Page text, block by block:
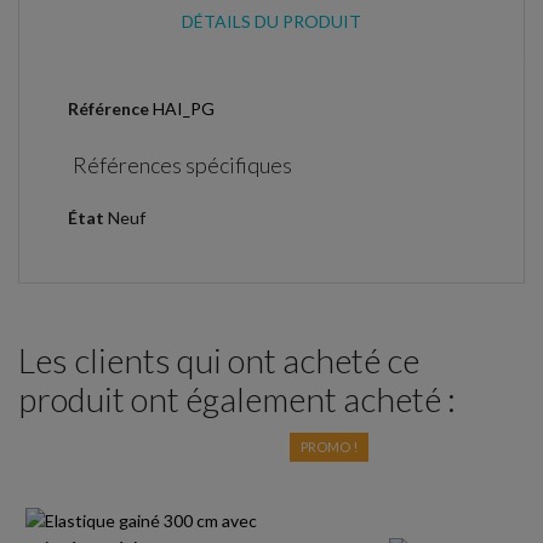
DÉTAILS DU PRODUIT
RéférenceHAI_PG
Références spécifiques
État Neuf
Les clients qui ont acheté ce
produit ont également acheté :
PROMO !